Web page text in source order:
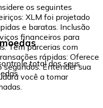
os seguintes
XLM foi projetado
e baratas. Inclusão
financeiros para
Tem parcerias com
rápidas: Oferece
Entender sua
você a tomar
total dos seus